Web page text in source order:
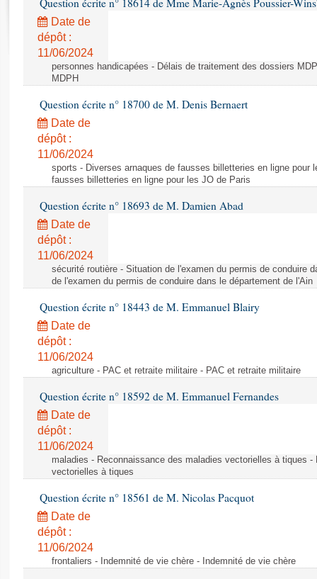
Rapports d'enquête
Rapports législatifs
Rapports sur l'application des lois
Baromètre de l’application des lois
Budget et sécurité sociale
Questions écrites et orales
Comptes rendus des débats
Question écrite n° 18614 de Mme Marie-Agnès Poussier-
Date de
dépôt :
11/06/2024
personnes handicapées - Délais de traitement des dossiers
MDPH
Question écrite n° 18700 de M. Denis Bernaert
Date de
dépôt :
11/06/2024
sports - Diverses arnaques de fausses billetteries en ligne pour
fausses billetteries en ligne pour les JO de Paris
Question écrite n° 18693 de M. Damien Abad
Date de
dépôt :
11/06/2024
sécurité routière - Situation de l'examen du permis de conduire
de l'examen du permis de conduire dans le département de l'Ain
Question écrite n° 18443 de M. Emmanuel Blairy
Date de
dépôt :
11/06/2024
agriculture - PAC et retraite militaire - PAC et retraite militaire
Question écrite n° 18592 de M. Emmanuel Fernandes
Date de
dépôt :
11/06/2024
maladies - Reconnaissance des maladies vectorielles à tiques
vectorielles à tiques
Question écrite n° 18561 de M. Nicolas Pacquot
Date de
dépôt :
11/06/2024
frontaliers - Indemnité de vie chère - Indemnité de vie chère